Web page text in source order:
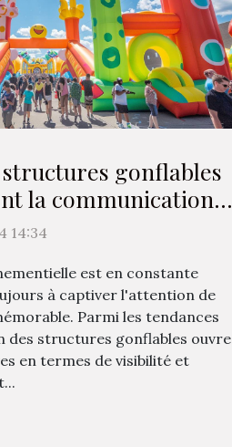
gonflables
la communication
14:34
est en constante
à captiver l'attention de
Parmi les tendances
des structures gonflables ouvre
en termes de visibilité et